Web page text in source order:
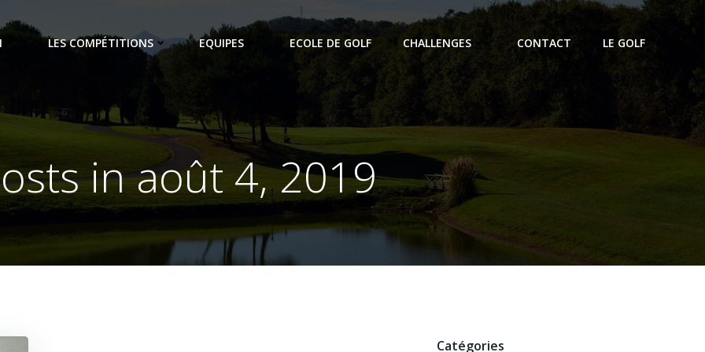
LES COMPÉTITIONS EQUIPES ECOLE DE GOLF CHALLENGES CONTACT LE GOLF
in août 4, 2019
Catégories